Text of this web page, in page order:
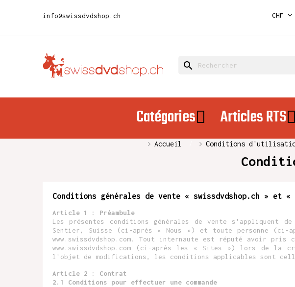
info@swissdvdshop.ch CHF
search
Catégories Articles RTS
Accueil Conditions
Conditions générales de vente « swissdvdshop.ch » et «
Article 1 : Préambule
Les présentes conditions générales de vente s'appliquent
Sentier, Suisse (ci-après « Nous ») et toute personne (ci-
www.swissdvdshop.com. Tout internaute est réputé avoir pris
www.swissdvdshop.com (ci-après les « Sites ») lors de la
l'objet de modifications, les conditions applicables sont
Article 2 : Contrat
2.1 Conditions pour effectuer une commande